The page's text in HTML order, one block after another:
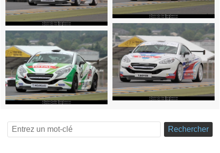
Rechercher